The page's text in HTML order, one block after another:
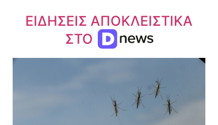
ΕΙΔΗΣΕΙΣ ΑΠΟΚΛΕΙΣΤΙΚΑ
ΣΤΟ